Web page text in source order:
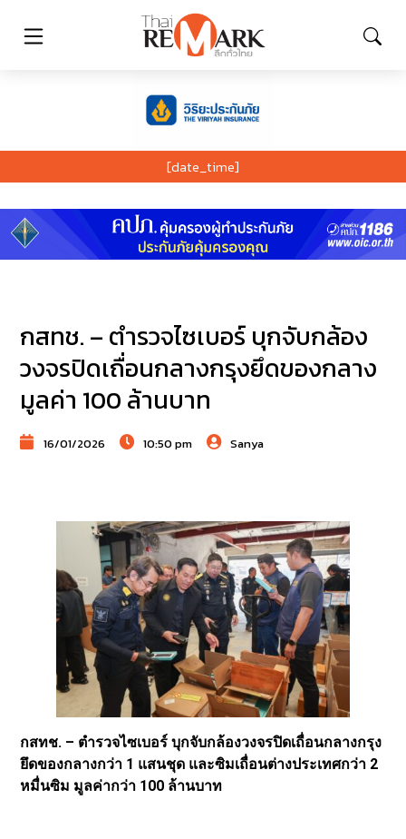
[date_time]
กสทช. – ตำรวจไซเบอร์ บุกจับกล้อง
วงจรปิดเถื่อนกลางกรุงยึดของกลาง
มูลค่า 100 ล้านบาท
16/01/2026 10:50 pm Sanya
กสทช. – ตำรวจไซเบอร์ บุกจับกล้องวงจรปิดเถื่อนกลางกรุง
ยึดของกลางกว่า 1 แสนชุด และซิมเถื่อนต่างประเทศกว่า 2
หมื่นซิม มูลค่ากว่า 100 ล้านบาท